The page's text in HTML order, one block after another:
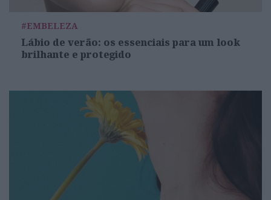
#EMBELEZA
Lábio de verão: os essenciais para um look
brilhante e protegido